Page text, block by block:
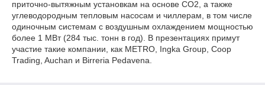
приточно-вытяжным установкам на основе CO2, а также
углеводородным тепловым насосам и чиллерам, в том числе
одиночным системам с воздушным охлаждением мощностью
более 1 МВт (284 тыс. тонн в год). В презентациях примут
участие такие компании, как METRO, Ingka Group, Coop
Trading, Auchan и Birreria Pedavena.